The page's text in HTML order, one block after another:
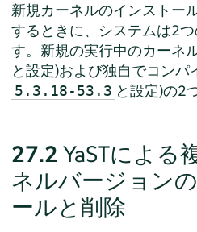
新規カーネルのインストー
するときに、システムは2
す。新規の実行中のカーネ
と設定)および独自でコンパ
5.3.18-53.3 と設定)の2
27.2 YaSTによる
ネルバージョン
ールと削除